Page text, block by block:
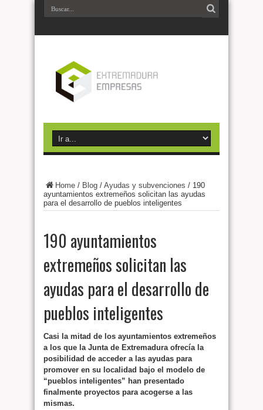
Home / Blog / Ayudas y subvenciones / 190
ayuntamientos extremeños solicitan las ayudas
para el desarrollo de pueblos inteligentes
190 ayuntamientos
extremeños solicitan las
ayudas para el desarrollo de
pueblos inteligentes
Casi la mitad de los ayuntamientos extremeños
a los que la Junta de Extremadura ofrecía la
posibilidad de acceder a las ayudas para
promover en su localidad bajo el modelo de
“pueblos inteligentes” han presentado
finalmente proyectos para acogerse a las
mismas.